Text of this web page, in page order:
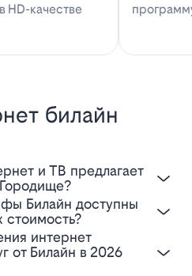
HD-качестве
билайн
стоимость?
от Билайн в 2026